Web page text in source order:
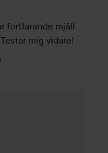
fortfarande mjäll
mig vidare!